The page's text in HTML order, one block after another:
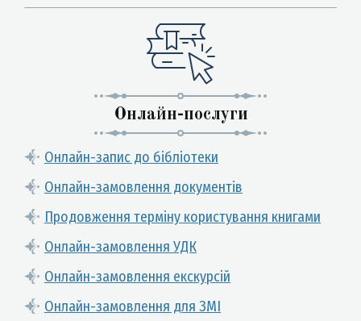
Онлайн-послуги
Онлайн-запис до бібліотеки
Онлайн-замовлення документів
Продовження терміну користування книгами
Онлайн-замовлення УДК
Онлайн-замовлення екскурсій
Онлайн-замовлення для ЗМІ